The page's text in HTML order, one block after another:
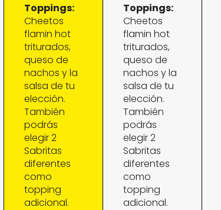
Toppings:
Cheetos
flamin hot
triturados,
queso de
nachos y la
salsa de tu
elección.
También
podrás
elegir 2
Sabritas
diferentes
como
topping
adicional.
Toppings:
Cheetos
flamin hot
triturados,
queso de
nachos y la
salsa de tu
elección.
También
podrás
elegir 2
Sabritas
diferentes
como
topping
adicional.